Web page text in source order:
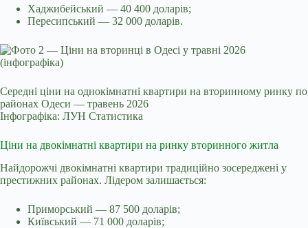
Хаджибейський — 40 400 доларів;
Пересипський — 32 000 доларів.
Середні ціни на однокімнатні квартири на вторинному ринку по
районах Одеси — травень 2026
Інфографіка: ЛУН Статистика
Ціни на двокімнатні квартири на ринку вторинного житла
Найдорожчі двокімнатні квартири традиційно зосереджені у
престижних районах. Лідером залишається:
Приморський — 87 500 доларів;
Київський — 71 000 доларів;